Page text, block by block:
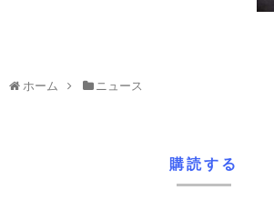
ホーム ニュース
購読する